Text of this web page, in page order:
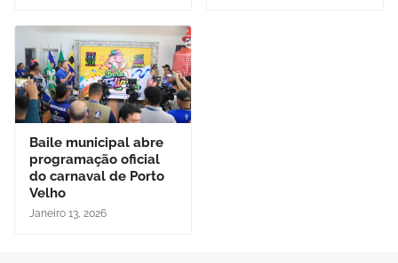
Baile municipal abre
programação oficial
do carnaval de Porto
Velho
Janeiro 13, 2026